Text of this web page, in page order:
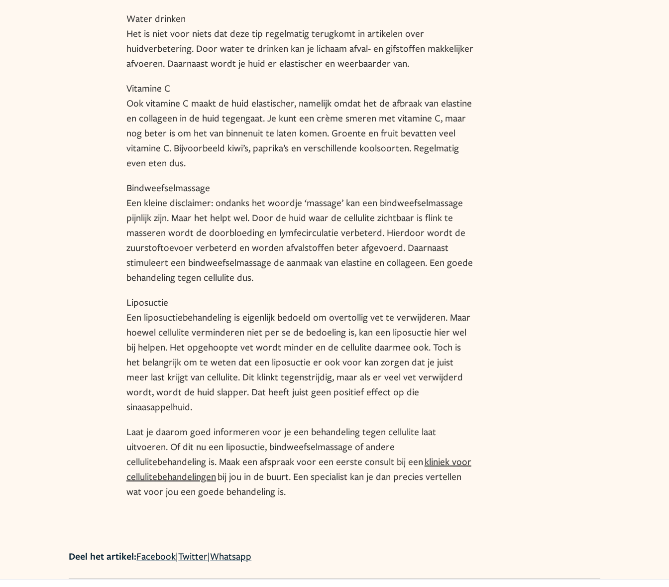
Water drinken
Het is niet voor niets dat deze tip regelmatig terugkomt in artikelen over
huidverbetering. Door water te drinken kan je lichaam afval- en gifstoffen makkelijker
afvoeren. Daarnaast wordt je huid er elastischer en weerbaarder van.
Vitamine C
Ook vitamine C maakt de huid elastischer, namelijk omdat het de afbraak van elastine
en collageen in de huid tegengaat. Je kunt een crème smeren met vitamine C, maar
nog beter is om het van binnenuit te laten komen. Groente en fruit bevatten veel
vitamine C. Bijvoorbeeld kiwi’s, paprika’s en verschillende koolsoorten. Regelmatig
even eten dus.
Bindweefselmassage
Een kleine disclaimer: ondanks het woordje ‘massage’ kan een bindweefselmassage
pijnlijk zijn. Maar het helpt wel. Door de huid waar de cellulite zichtbaar is flink te
masseren wordt de doorbloeding en lymfecirculatie verbeterd. Hierdoor wordt de
zuurstoftoevoer verbeterd en worden afvalstoffen beter afgevoerd. Daarnaast
stimuleert een bindweefselmassage de aanmaak van elastine en collageen. Een goede
behandeling tegen cellulite dus.
Liposuctie
Een liposuctiebehandeling is eigenlijk bedoeld om overtollig vet te verwijderen. Maar
hoewel cellulite verminderen niet per se de bedoeling is, kan een liposuctie hier wel
bij helpen. Het opgehoopte vet wordt minder en de cellulite daarmee ook. Toch is
het belangrijk om te weten dat een liposuctie er ook voor kan zorgen dat je juist
meer last krijgt van cellulite. Dit klinkt tegenstrijdig, maar als er veel vet verwijderd
wordt, wordt de huid slapper. Dat heeft juist geen positief effect op die
sinaasappelhuid.
Laat je daarom goed informeren voor je een behandeling tegen cellulite laat
uitvoeren. Of dit nu een liposuctie, bindweefselmassage of andere
cellulitebehandeling is. Maak een afspraak voor een eerste consult bij een kliniek voor
cellulitebehandelingen bij jou in de buurt. Een specialist kan je dan precies vertellen
wat voor jou een goede behandeling is.
Deel het artikel:Facebook|Twitter|Whatsapp